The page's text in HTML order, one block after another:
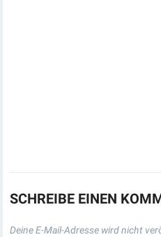
SCHREIBE EINEN
Deine E-Mail-Adresse wird nicht